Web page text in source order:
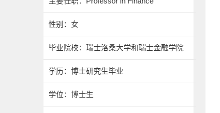
性别：女
毕业院校：瑞士洛桑大学和瑞士金融学院
学历：博士研究生毕业
学位：博士生